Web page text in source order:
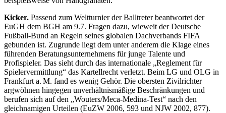
Kicker. Passend zum Weltturnier der Balltreter beantwortet der
EuGH dem BGH am 9.7. Fragen dazu, wieweit der Deutsche
Fußball-Bund an Regeln seines ­globalen Dachverbands FIFA
gebunden ist. Zugrunde liegt dem unter anderem die Klage eines
führenden Beratungsunternehmens für junge Talente und
Profispieler. Das sieht durch das internationale „Reglement für
Spielervermittlung“ das Kartellrecht verletzt. Beim LG und OLG in
Frankfurt a. M. fand es wenig Gehör. Die obersten Zivilrichter
argwöhnen hingegen unverhältnismäßige Beschränkungen und
berufen sich auf den „Wouters/Meca-Medina-Test“ nach den
gleichnamigen Urteilen (EuZW 2006, 593 und NJW 2002, 877).